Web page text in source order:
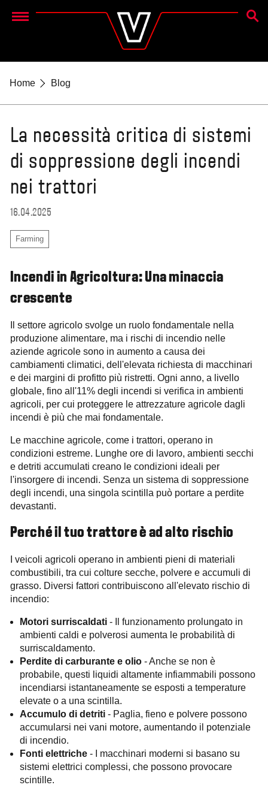
Menu
CERCA
Home Blog
La necessità critica di sistemi
di soppressione degli incendi
nei trattori
16.04.2025
Farming
Incendi in Agricoltura: Una minaccia
crescente
Il settore agricolo svolge un ruolo fondamentale nella
produzione alimentare, ma i rischi di incendio nelle
aziende agricole sono in aumento a causa dei
cambiamenti climatici, dell'elevata richiesta di macchinari
e dei margini di profitto più ristretti. Ogni anno, a livello
globale, fino all'11% degli incendi si verifica in ambienti
agricoli, per cui proteggere le attrezzature agricole dagli
incendi è più che mai fondamentale.
Le macchine agricole, come i trattori, operano in
condizioni estreme. Lunghe ore di lavoro, ambienti secchi
e detriti accumulati creano le condizioni ideali per
l'insorgere di incendi. Senza un sistema di soppressione
degli incendi, una singola scintilla può portare a perdite
devastanti.
Perché il tuo trattore è ad alto rischio
I veicoli agricoli operano in ambienti pieni di materiali
combustibili, tra cui colture secche, polvere e accumuli di
grasso. Diversi fattori contribuiscono all'elevato rischio di
incendio:
Motori surriscaldati- Il funzionamento prolungato in
ambienti caldi e polverosi aumenta le probabilità di
surriscaldamento.
Perdite di carburante e olio- Anche se non è
probabile, questi liquidi altamente infiammabili possono
incendiarsi istantaneamente se esposti a temperature
elevate o a una scintilla.
Accumulo di detriti- Paglia, fieno e polvere possono
accumularsi nei vani motore, aumentando il potenziale
di incendio.
Fonti elettriche- I macchinari moderni si basano su
sistemi elettrici complessi, che possono provocare
scintille.